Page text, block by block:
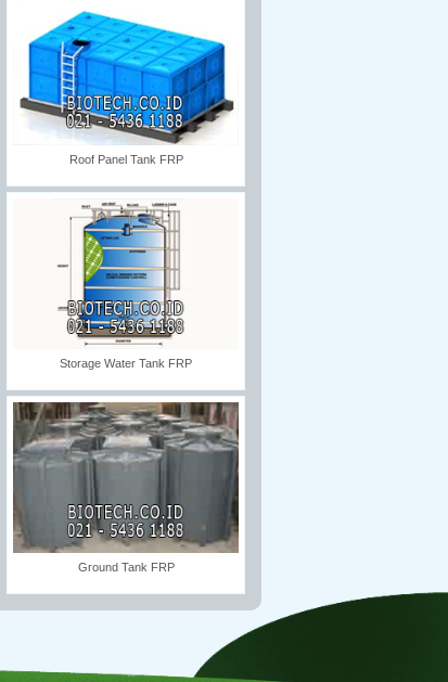
Roof Panel Tank FRP
Storage Water Tank FRP
Ground Tank FRP